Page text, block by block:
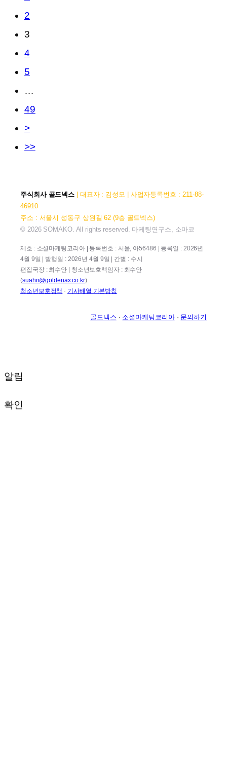
2
3
4
5
…
49
>
>>
주식회사 골드넥스 | 대표자 : 김성모 | 사업자등록번호 : 211-88-
46910
주소 : 서울시 성동구 상원길 62 (9층 골드넥스)
© 2026 SOMAKO. All rights reserved. 마케팅연구소, 소마코
제호 : 소셜마케팅코리아 | 등록번호 : 서울, 아56486 | 등록일 : 2026년
4월 9일 | 발행일 : 2026년 4월 9일 | 간별 : 수시
편집국장 : 최수안 | 청소년보호책임자 : 최수안
(suahn@goldenax.co.kr)
청소년보호정책 · 기사배열 기본방침
골드넥스 · 소셜마케팅코리아· 문의하기
알림
확인